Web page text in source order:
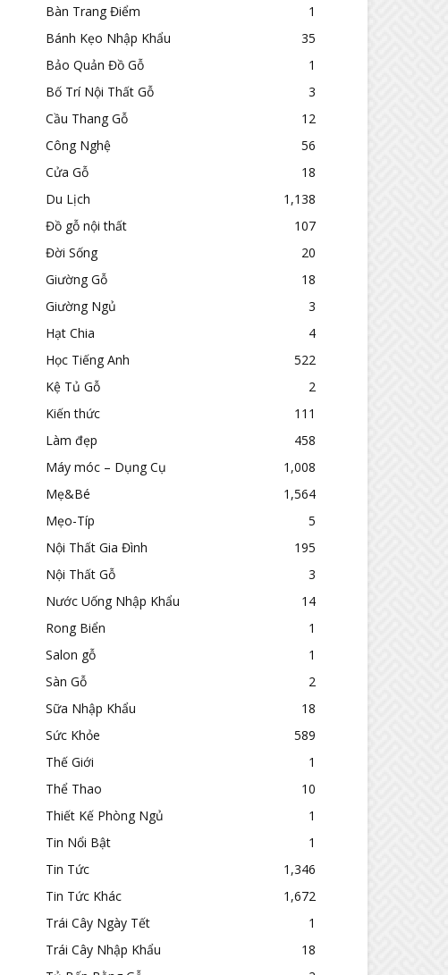
Bàn Trang Điểm
1
Bánh Kẹo Nhập Khẩu
35
Bảo Quản Đồ Gỗ
1
Bố Trí Nội Thất Gỗ
3
Cầu Thang Gỗ
12
Công Nghệ
56
Cửa Gỗ
18
Du Lịch
1,138
Đồ gỗ nội thất
107
Đời Sống
20
Giường Gỗ
18
Giường Ngủ
3
Hạt Chia
4
Học Tiếng Anh
522
Kệ Tủ Gỗ
2
Kiến thức
111
Làm đẹp
458
Máy móc – Dụng Cụ
1,008
Mẹ&Bé
1,564
Mẹo-Típ
5
Nội Thất Gia Đình
195
Nội Thất Gỗ
3
Nước Uống Nhập Khẩu
14
Rong Biển
1
Salon gỗ
1
Sàn Gỗ
2
Sữa Nhập Khẩu
18
Sức Khỏe
589
Thế Giới
1
Thể Thao
10
Thiết Kế Phòng Ngủ
1
Tin Nổi Bật
1
Tin Tức
1,346
Tin Tức Khác
1,672
Trái Cây Ngày Tết
1
Trái Cây Nhập Khẩu
18